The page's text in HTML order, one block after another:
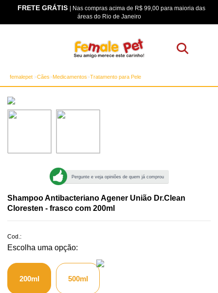
FRETE GRÁTIS | Nas compras acima de R$ 99,00 para maioria das
áreas do Rio de Janeiro
femalepet Cães Medicamentos Tratamento para Pele
Pergunte e veja opiniões de quem já comprou
Shampoo Antibacteriano Agener União Dr.Clean
Cloresten - frasco com 200ml
Cod.:
200ml 500ml